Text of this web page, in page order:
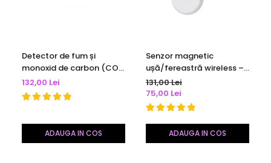
Detector de fum și
monoxid de carbon (CO)
Wi-Fi cu afișaj LED | Tuya
Smart / Smart Life | alb
132,00 Lei
ADAUGA IN COS
Senzor magnetic
ușă/fereastră wireless –
alarmă & notificări –
Tuya / Smart Life
131,00 Lei
75,00 Lei
ADAUGA IN COS